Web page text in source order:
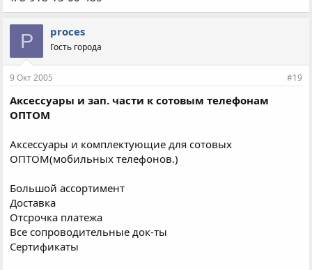
P proces
Гость города
9 Окт 2005 #19
Аксессуары и зап. части к сотовым телефонам
ОПТОМ
Аксессуары и комплектующие для сотовых
ОПТОМ(мобильных телефонов.)
Большой ассортимент
Доставка
Отсрочка платежа
Все сопроводительные док-ты
Сертификаты